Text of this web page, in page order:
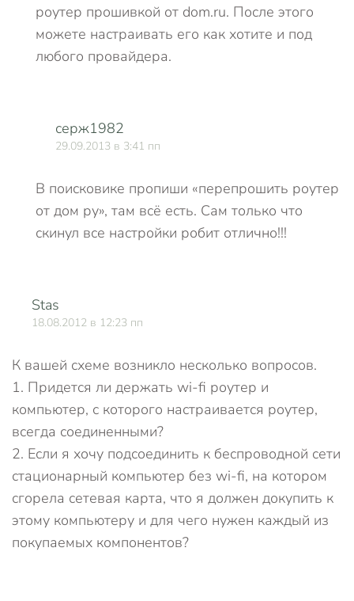
роутер прошивкой от dom.ru. После этого
можете настраивать его как хотите и под
любого провайдера.
серж1982
29.09.2013 в 3:41 пп
В поисковике пропиши «перепрошить роутер
от дом ру», там всё есть. Сам только что
скинул все настройки робит отлично!!!
Stas
18.08.2012 в 12:23 пп
К вашей схеме возникло несколько вопросов.
1. Придется ли держать wi-fi роутер и
компьютер, с которого настраивается роутер,
всегда соединенными?
2. Если я хочу подсоединить к беспроводной сети
стационарный компьютер без wi-fi, на котором
сгорела сетевая карта, что я должен докупить к
этому компьютеру и для чего нужен каждый из
покупаемых компонентов?